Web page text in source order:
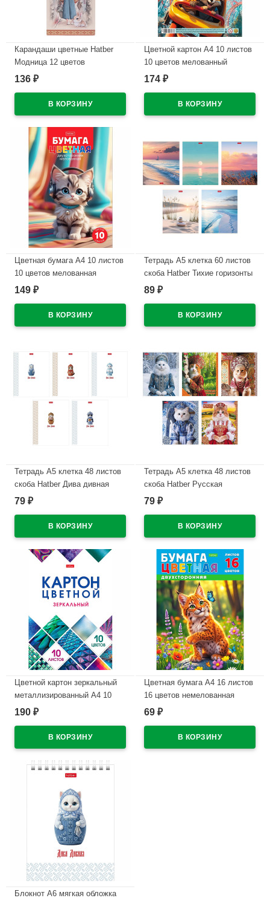
Карандаши цветные Hatber
Модница 12 цветов
заточенные трехгранные
136 ₽
Цветной картон А4 10 листов
10 цветов мелованный
двухсторонний Hatber Луна-
арт.10Кц4_36116
174 ₽
Цветная бумага А4 10 листов
10 цветов мелованная
двухсторонняя Hatber Скейт-
149 ₽
Тетрадь А5 клетка 60 листов
скоба Hatber Тихие горизонты
мелованный картон
арт.60Т5В1
89 ₽
Тетрадь А5 клетка 48 листов
скоба Hatber Дива дивная
обложка мелованная бумага
79 ₽
Тетрадь А5 клетка 48 листов
скоба Hatber Русская
красавица обложка
арт.48Т5В1
79 ₽
Цветной картон зеркальный
металлизированный А4 10
листов 10 цветов
Мозаика в папке
арт.10Кц4мт_23734
В наличии
190 ₽
Цветная бумага А4 16 листов
16 цветов немелованная
двухсторонняя Hatber
арт.16Бц4_36117
69 ₽
Блокнот А6 мягкая обложка